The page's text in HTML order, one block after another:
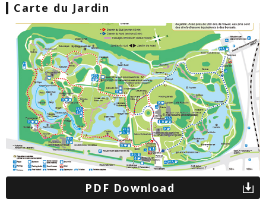
Carte du Jardin
PDF Download